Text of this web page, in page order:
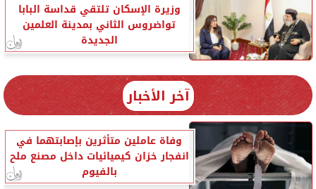
وزيرة الإسكان تلتقي قداسة البابا
تواضروس الثاني بمدينة العلمين
الجديدة
آخر الأخبار
وفاة عاملين متأثرين بإصابتهما في
انفجار خزان كيميائيات داخل مصنع ملح
بالفيوم